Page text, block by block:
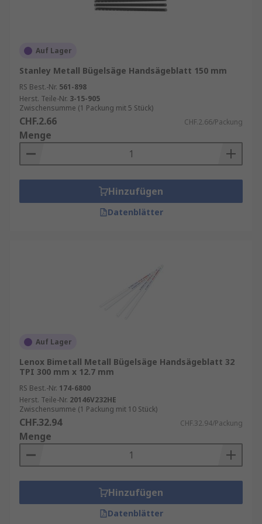
vermeiden. Verwenden Sie dazu eine
Arten von Sägeblättern
Unser umfassendes Angebot an
Handsägeblättern bei RS umfasst Sägeblätter für
Bügelsägen, Bandsägen, Stichsägen und
Stangensägen in einer Vielzahl von Größen, TPIs
und Oberflächenbehandlungen. Egal, ob Sie nach
suchen oder ein Blatt benötigen, das spezifische
Anforderungen für Ihre Anwendung erfüllt, RS
Auf Lager
Stanley Metall Bügelsäge Handsägeblatt 150 mm
RS Best.-Nr. 561-898
Herst. Teile-Nr. 3-15-905
Zwischensumme (1 Packung mit 5 Stück)
CHF.2.66 CHF.2.66/Packung
Menge
Hinzufügen
Datenblätter
Auf Lager
Lenox Bimetall Metall Bügelsäge Handsägeblatt 32
TPI 300 mm x 12.7 mm
RS Best.-Nr. 174-6800
Herst. Teile-Nr. 20146V232HE
Zwischensumme (1 Packung mit 10 Stück)
CHF.32.94 CHF.32.94/Packung
Menge
Hinzufügen
Datenblätter